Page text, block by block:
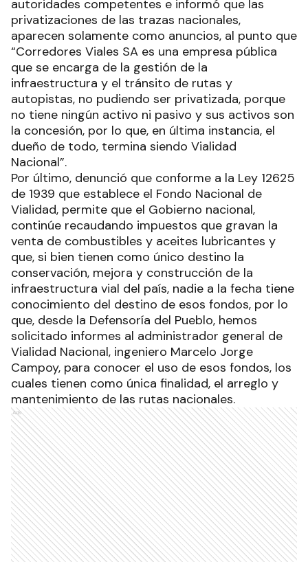
autoridades competentes e informó que las
privatizaciones de las trazas nacionales,
aparecen solamente como anuncios, al punto que
“Corredores Viales SA es una empresa pública
que se encarga de la gestión de la
infraestructura y el tránsito de rutas y
autopistas, no pudiendo ser privatizada, porque
no tiene ningún activo ni pasivo y sus activos son
la concesión, por lo que, en última instancia, el
dueño de todo, termina siendo Vialidad
Nacional”.
Por último, denunció que conforme a la Ley 12625
de 1939 que establece el Fondo Nacional de
Vialidad, permite que el Gobierno nacional,
continúe recaudando impuestos que gravan la
venta de combustibles y aceites lubricantes y
que, si bien tienen como único destino la
conservación, mejora y construcción de la
infraestructura vial del país, nadie a la fecha tiene
conocimiento del destino de esos fondos, por lo
que, desde la Defensoría del Pueblo, hemos
solicitado informes al administrador general de
Vialidad Nacional, ingeniero Marcelo Jorge
Campoy, para conocer el uso de esos fondos, los
cuales tienen como única finalidad, el arreglo y
mantenimiento de las rutas nacionales.
Ads